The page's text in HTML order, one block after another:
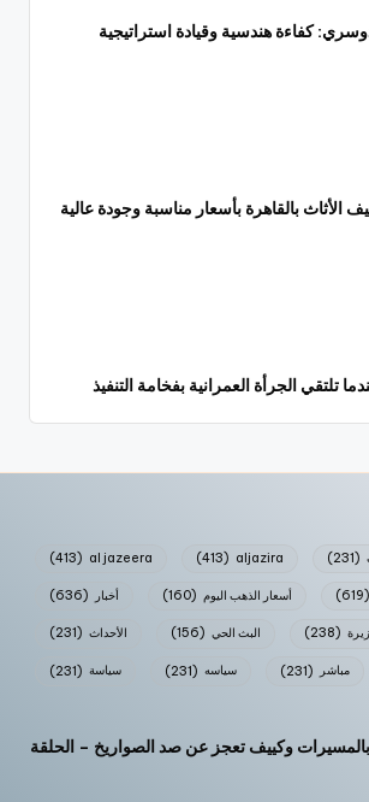
كفاءة هندسية وقيادة استراتيجية
بالقاهرة بأسعار مناسبة وجودة عالية
تلتقي الجرأة العمرانية بفخامة التنفيذ
al jazeera
(413) aljazira
(413) (231)
أخبار (636) أسعار الذهب اليوم (160) (619)
الأحداث (231) البث الحي (156) (238)
سياسة (231) سياسه (231) مباشر (231)
بالمسيرات وكييف تعجز عن صد الصواريخ – الحلقة